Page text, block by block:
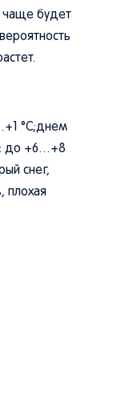
чаще будет
°C;днем
до +6…+8
снег,
плохая